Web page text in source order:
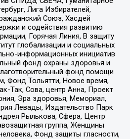
Лига Избирателей,
Союз, Хасдей
и содействия развитию
Горячая Линия, В защиту
глобализации и социальных
информационных инициатив
фонд охраны здоровья и
фонд помощи
Фонд Тольятти, Новое время,
Так, Сова, центр Анна, Проект
Эра здоровья, Мемориал,
Левады, Издательство Парк
Рылькова, Сфера, Центр
группа, Женщины
Фонд защиты гласности,